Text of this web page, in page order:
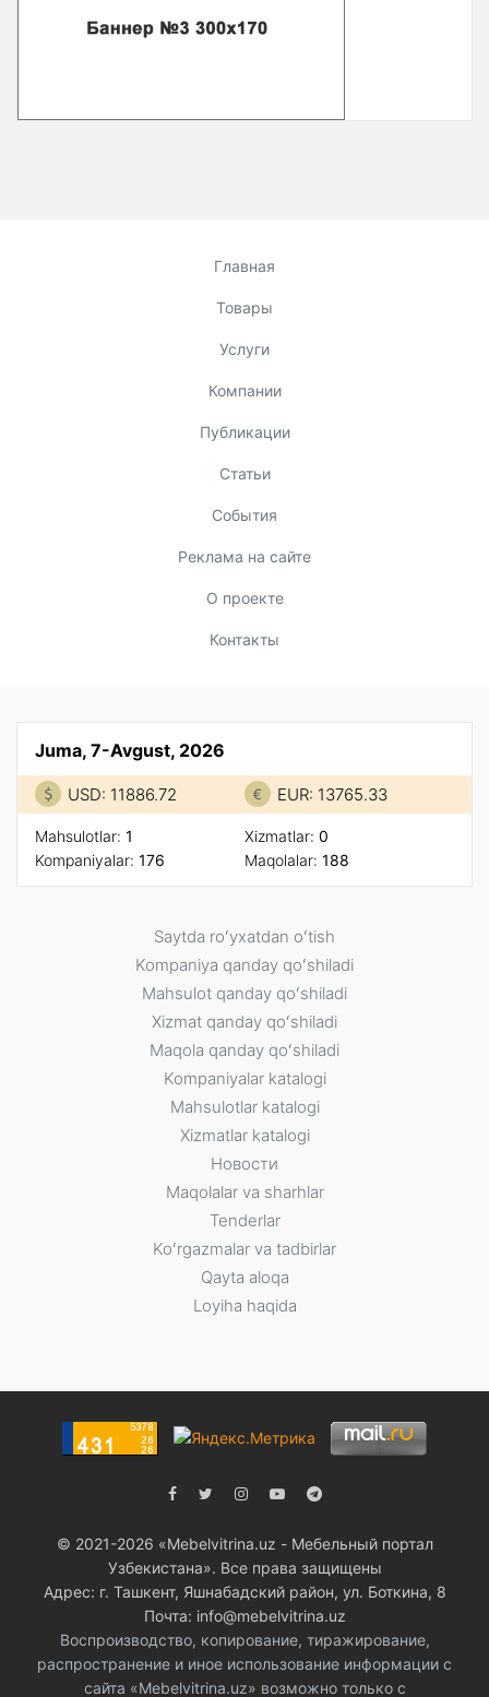
Главная
Товары
Услуги
Компании
Публикации
Статьи
События
Реклама на сайте
О проекте
Контакты
Juma, 7-Avgust, 2026
USD: 11886.72 EUR: 13765.33
Mahsulotlar: 1
Kompaniyalar: 176
Xizmatlar: 0
Maqolalar: 188
Saytda roʻyxatdan oʻtish
Kompaniya qanday qoʻshiladi
Mahsulot qanday qoʻshiladi
Xizmat qanday qoʻshiladi
Maqola qanday qoʻshiladi
Kompaniyalar katalogi
Mahsulotlar katalogi
Xizmatlar katalogi
Новости
Maqolalar va sharhlar
Tenderlar
Koʻrgazmalar va tadbirlar
Qayta aloqa
Loyiha haqida
© 2021-2026 «Мebelvitrina.uz - Мебельный портал
Узбекистана». Все права защищены
Адрес: г. Ташкент, Яшнабадский район, ул. Боткина, 8
Почта: info@mebelvitrina.uz
Воспроизводство, копирование, тиражирование,
распространение и иное использование информации с
сайта «Mebelvitrina.uz» возможно только с